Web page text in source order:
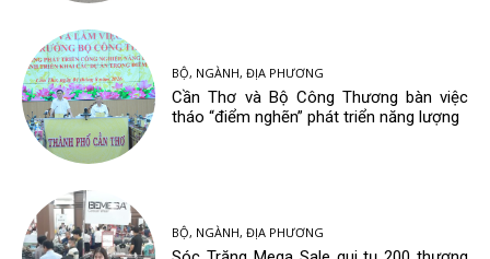
BỘ, NGÀNH, ĐỊA PHƯƠNG
Cần Thơ và Bộ Công Thương bàn việc
tháo “điểm nghẽn” phát triển năng lượng
BỘ, NGÀNH, ĐỊA PHƯƠNG